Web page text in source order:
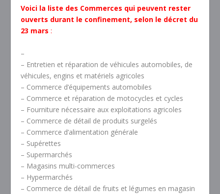
Voici la liste des Commerces qui peuvent rester
ouverts durant le confinement, selon le décret du
23 mars :
–
– Entretien et réparation de véhicules automobiles, de
véhicules, engins et matériels agricoles
– Commerce d’équipements automobiles
– Commerce et réparation de motocycles et cycles
– Fourniture nécessaire aux exploitations agricoles
– Commerce de détail de produits surgelés
– Commerce d’alimentation générale
– Supérettes
– Supermarchés
– Magasins multi-commerces
– Hypermarchés
– Commerce de détail de fruits et légumes en magasin